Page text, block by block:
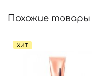
Похожие товары
ХИТ